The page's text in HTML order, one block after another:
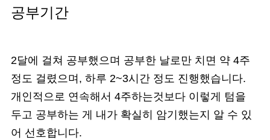
공부기간
2달에 걸쳐 공부했으며 공부한 날로만 치면 약 4주
정도 걸렸으며, 하루 2~3시간 정도 진행했습니다.
개인적으로 연속해서 4주하는것보다 이렇게 텀을
두고 공부하는 게 내가 확실히 암기했는지 알 수 있
어 선호합니다.